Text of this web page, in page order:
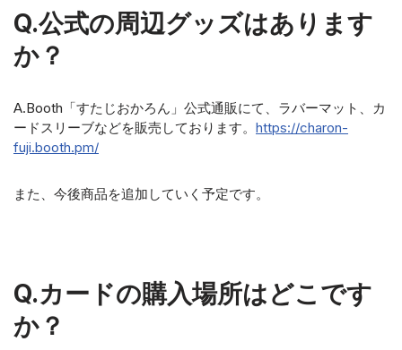
Q.公式の周辺グッズはあります
か？
A.Booth「すたじおかろん」公式通販にて、ラバーマット、カ
ードスリーブなどを販売しております。 https://charon-
fuji.booth.pm/
また、今後商品を追加していく予定です。
Q.カードの購入場所はどこです
か？